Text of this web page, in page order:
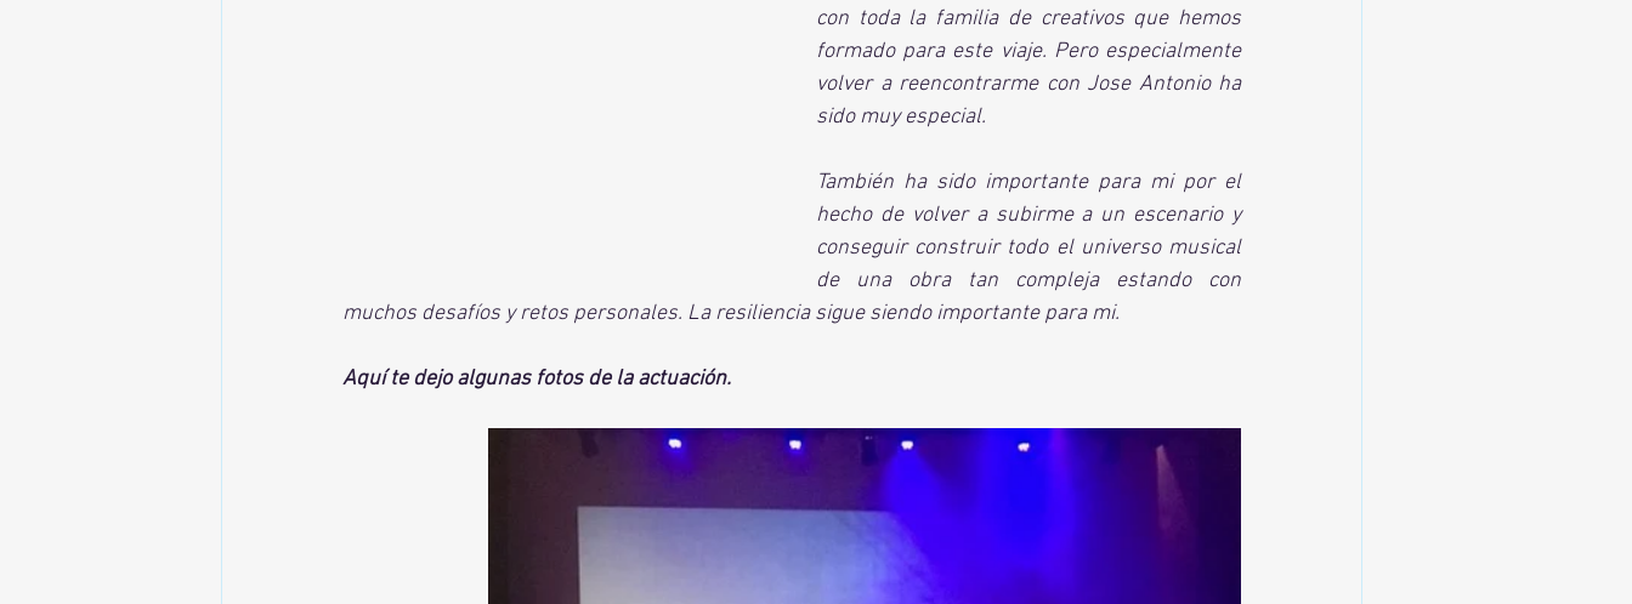
con toda la familia de creativos que hemos
formado para este viaje. Pero especialmente
volver a reencontrarme con Jose Antonio ha
sido muy especial.
También ha sido importante para mi por el
hecho de volver a subirme a un escenario y
conseguir construir todo el universo musical
de una obra tan compleja estando con
muchos desafíos y retos personales. La resiliencia sigue siendo importante para mi.
Aquí te dejo algunas fotos de la actuación.